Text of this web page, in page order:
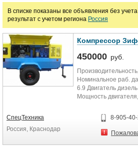
Марка
В списке показаны все объявления без
результат с учетом региона Россия
Компрессор
450000 руб.
Номинальное раб.
6.9 Двигатель
Мощность
СпецТехника
Россия, Краснодар
8-905-